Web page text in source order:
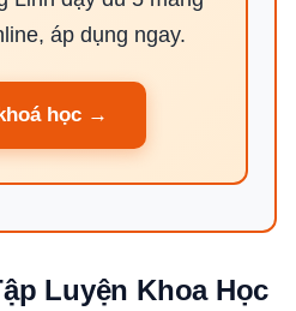
áp dụng ngay.
học →
Luyện Khoa Học